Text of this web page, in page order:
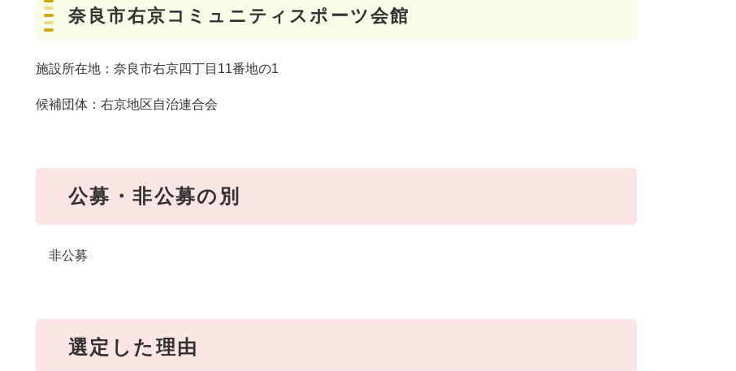
奈良市右京コミュニティスポーツ会館
施設所在地：奈良市右京四丁目11番地の1
候補団体：右京地区自治連合会
公募・非公募の別
非公募
選定した理由